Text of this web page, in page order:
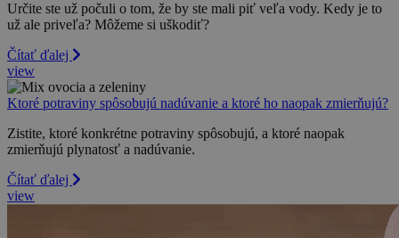
Určite ste už počuli o tom, že by ste mali piť veľa vody. Kedy je to
už ale priveľa? Môžeme si uškodiť?
Čítať ďalej
view
Ktoré potraviny spôsobujú nadúvanie a ktoré ho naopak zmierňujú?
Zistite, ktoré konkrétne potraviny spôsobujú, a ktoré naopak
zmierňujú plynatosť a nadúvanie.
Čítať ďalej
view